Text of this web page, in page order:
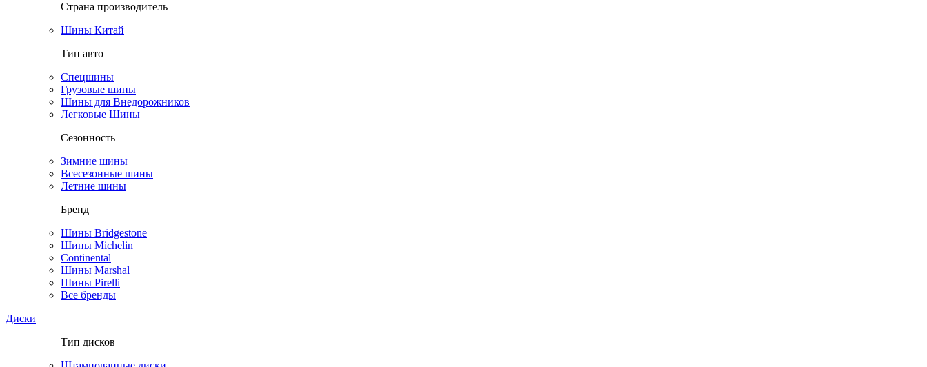
Страна производитель
Шины Китай
Тип авто
Спецшины
Грузовые шины
Шины для Внедорожников
Легковые Шины
Сезонность
Зимние шины
Всесезонные шины
Летние шины
Бренд
Шины Bridgestone
Шины Michelin
Continental
Шины Marshal
Шины Pirelli
Все бренды
Диски
Тип дисков